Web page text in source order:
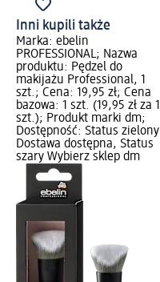
Inni kupili także
Marka: ebelin
PROFESSIONAL; Nazwa
produktu: Pędzel do
makijażu Professional, 1
szt.; Cena: 19,95 zł; Cena
bazowa: 1 szt. (19,95 zł za 1
szt.); Produkt marki dm;
Dostępność: Status zielony
Dostawa dostępna, Status
szary Wybierz sklep dm